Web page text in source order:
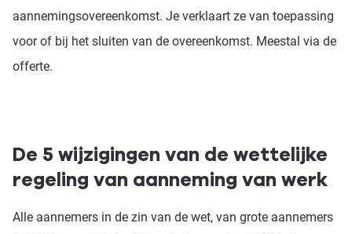
aannemingsovereenkomst. Je verklaart ze van toepassing
voor of bij het sluiten van de overeenkomst. Meestal via de
offerte.
De 5 wijzigingen van de wettelijke
regeling van aanneming van werk
Alle aannemers in de zin van de wet, van grote aannemers